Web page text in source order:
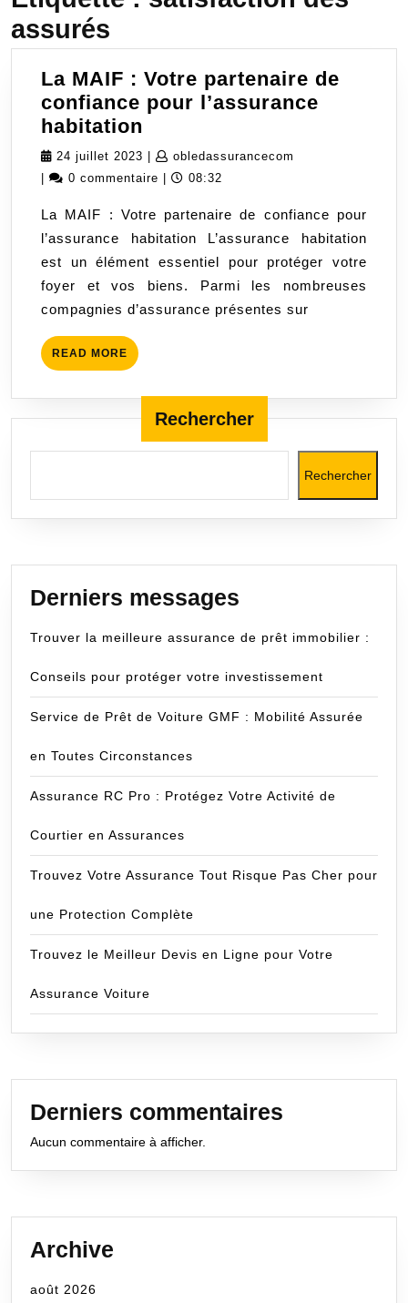
assurés
La MAIF : Votre partenaire de
confiance pour l’assurance
habitation
MAIF
:
partenaire
de
confiance
pour
l’assurance
24 juillet 2023 24
juillet
obledassurancecom
0 commentaire 08:32
La MAIF : Votre partenaire de confiance pour
l’assurance habitation L’assurance habitation
est un élément essentiel pour protéger votre
foyer et vos biens. Parmi les nombreuses
compagnies d’assurance présentes sur
READ MORE READ
MORE
Rechercher
Rechercher
Derniers messages
Trouver la meilleure assurance de prêt immobilier :
Conseils pour protéger votre investissement
Service de Prêt de Voiture GMF : Mobilité Assurée
en Toutes Circonstances
Assurance RC Pro : Protégez Votre Activité de
Courtier en Assurances
Trouvez Votre Assurance Tout Risque Pas Cher pour
une Protection Complète
Trouvez le Meilleur Devis en Ligne pour Votre
Assurance Voiture
Derniers commentaires
Aucun commentaire à afficher.
Archive
août 2026